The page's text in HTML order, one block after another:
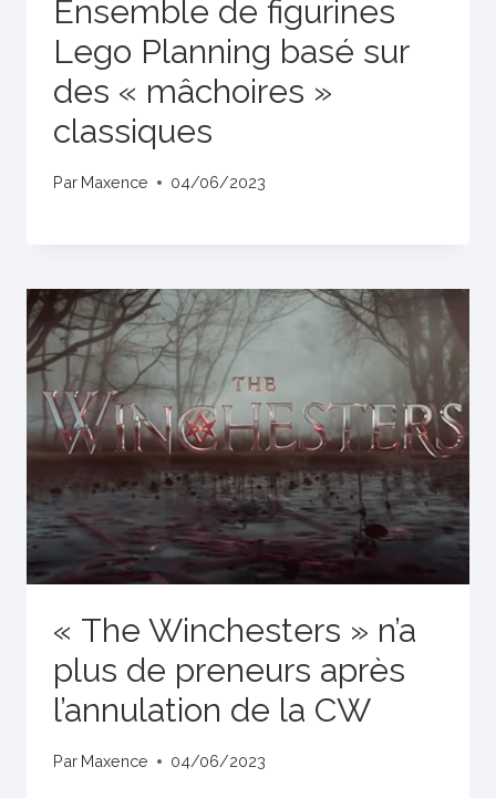
Ensemble de figurines
Lego Planning basé sur
des « mâchoires »
classiques
Par Maxence 04/06/2023
« The Winchesters » n’a
plus de preneurs après
l’annulation de la CW
Par Maxence 04/06/2023